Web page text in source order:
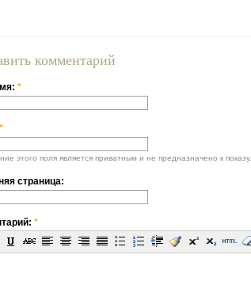
комментарий
*
*
этого поля является приватным и не предназначено к показу.
страница:
*